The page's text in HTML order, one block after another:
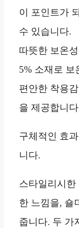
이 포인트가
수 있습니다.
따뜻한 보온
5% 소재로 보
편안한 착용
을 제공합니
구체적인 효
니다.
스타일리시한
한 느낌을, 숄
줍니다. 두 가